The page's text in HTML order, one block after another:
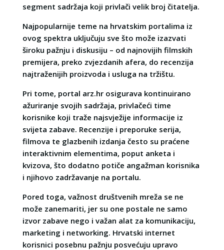
segment sadržaja koji privlači velik broj čitatelja.
Najpopularnije teme na hrvatskim portalima iz
ovog spektra uključuju sve što može izazvati
široku pažnju i diskusiju – od najnovijih filmskih
premijera, preko zvjezdanih afera, do recenzija
najtraženijih proizvoda i usluga na tržištu.
Pri tome, portal arz.hr osigurava kontinuirano
ažuriranje svojih sadržaja, privlačeći time
korisnike koji traže najsvježije informacije iz
svijeta zabave. Recenzije i preporuke serija,
filmova te glazbenih izdanja često su praćene
interaktivnim elementima, poput anketa i
kvizova, što dodatno potiče angažman korisnika
i njihovo zadržavanje na portalu.
Pored toga, važnost društvenih mreža se ne
može zanemariti, jer su one postale ne samo
izvor zabave nego i važan alat za komunikaciju,
marketing i networking. Hrvatski internet
korisnici posebnu pažnju posvećuju upravo